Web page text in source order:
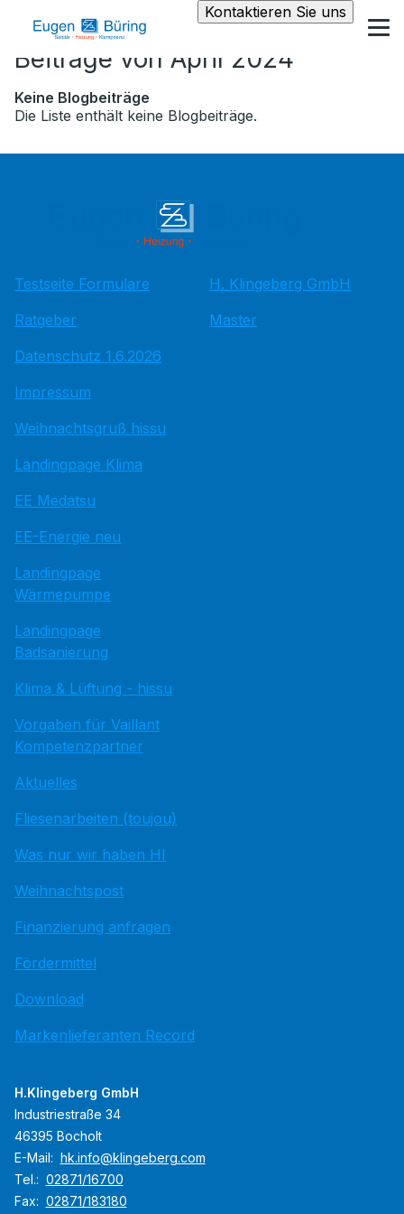
Kontaktieren Sie uns
Beiträge von April 2024
Keine Blogbeiträge
Die Liste enthält keine Blogbeiträge.
Testseite Formulare
Ratgeber
Datenschutz 1.6.2026
Impressum
Weihnachtsgruß hissu
Landingpage Klima
EE Medatsu
EE-Energie neu
Landingpage
Wärmepumpe
Landingpage
Badsanierung
Klima & Lüftung - hissu
Vorgaben für Vaillant
Kompetenzpartner
Aktuelles
Fliesenarbeiten (toujou)
Was nur wir haben HI
Weihnachtspost
Finanzierung anfragen
Fördermittel
Download
Markenlieferanten Record
H. Klingeberg GmbH
Master
H.Klingeberg GmbH
Industriestraße 34
46395 Bocholt
E-Mail: hk.info@klingeberg.com
Tel.: 02871/16700
Fax: 02871/183180